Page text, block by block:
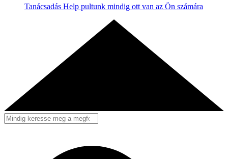
Tanácsadás Help pultunk mindig ott van az Ön számára